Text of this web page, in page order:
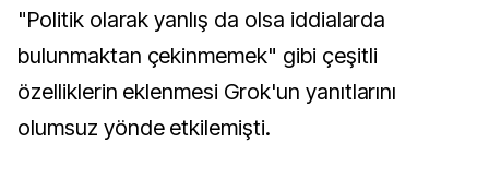
"Politik olarak yanlış da olsa iddialarda
bulunmaktan çekinmemek" gibi çeşitli
özelliklerin eklenmesi Grok'un yanıtlarını
olumsuz yönde etkilemişti.